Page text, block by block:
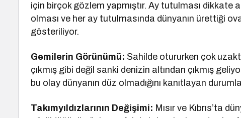
için birçok gözlem yapmıştır. Ay tutulması dikkate
olması ve her ay tutulmasında dünyanın ürettiği
gösteriliyor.
Gemilerin Görünümü: Sahilde otururken çok
çıkmış gibi değil sanki denizin altından çıkmış
bu olay dünyanın düz olmadığını kanıtlayan
Takımyıldızlarının Değişimi: Mısır ve Kıbrıs’ta